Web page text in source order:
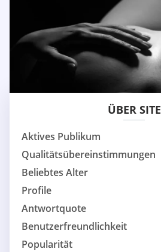
ÜBER SITE
Aktives Publikum
Qualitätsübereinstimmungen
Beliebtes Alter
Profile
Antwortquote
Benutzerfreundlichkeit
Popularität